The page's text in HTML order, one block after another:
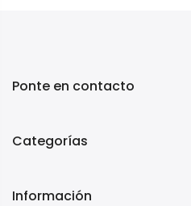
Ponte en contacto
Categorías
Información